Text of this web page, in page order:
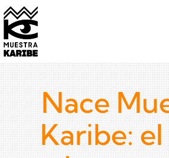
Nace
Karibe: